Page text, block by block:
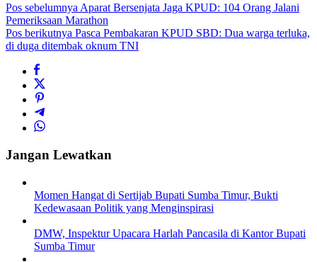
Pos sebelumnya Aparat Bersenjata Jaga KPUD: 104 Orang Jalani
Pemeriksaan Marathon
Pos berikutnya Pasca Pembakaran KPUD SBD: Dua warga terluka,
di duga ditembak oknum TNI
Jangan Lewatkan
Momen Hangat di Sertijab Bupati Sumba Timur, Bukti
Kedewasaan Politik yang Menginspirasi
DMW, Inspektur Upacara Harlah Pancasila di Kantor Bupati
Sumba Timur